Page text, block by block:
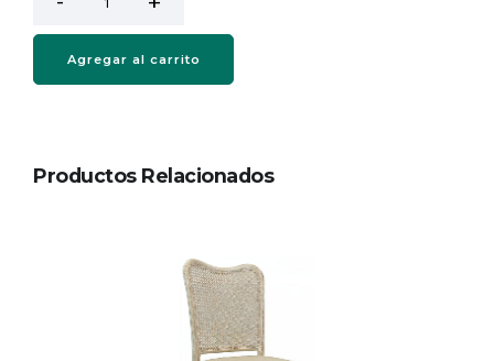
Agregar al carrito
Productos Relacionados